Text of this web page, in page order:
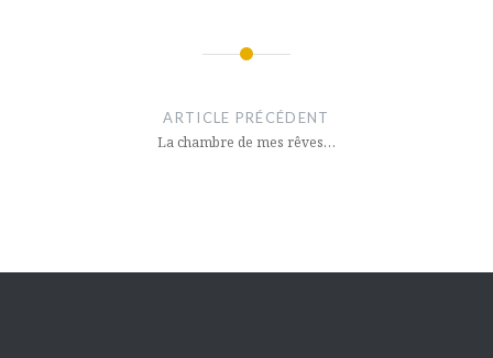
ARTICLE PRÉCÉDENT
La chambre de mes rêves…